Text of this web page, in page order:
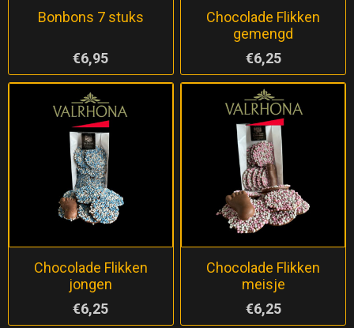
Bonbons 7 stuks
€6,95
Chocolade Flikken
gemengd
€6,25
Chocolade Flikken
jongen
€6,25
Chocolade Flikken
meisje
€6,25